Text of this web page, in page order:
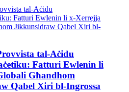
tal-Aċidu
Fatturi Ewlenin li
Għandhom
Qabel Xiri bl-Ingrossa